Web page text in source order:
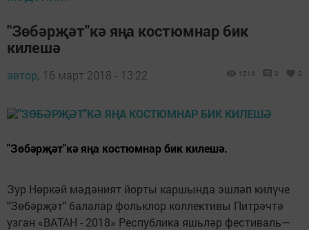
"Зөбәрҗәт"кә яңа костюмнар бик
килешә
автор, 16 март 2018 - 13:22 1514 0 0
"Зөбәрҗәт"кә яңа костюмнар бик килешә.
Зур Нөркәй мәдәният йорты каршында эшләп килүче
"Зөбәрҗәт" балалар фольклор коллективы Питрәчтә
узган «ВАТАН - 2018» Республика яшьләр фестиваль—